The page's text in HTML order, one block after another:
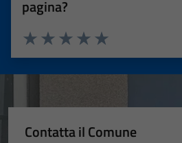
pagina?
Valuta 5 stelle su 5
Valuta 4 stelle su 5
Valuta 3 stelle su 5
Valuta 2 stelle su 5
Valuta 1 stelle su 5
Contatta il Comune